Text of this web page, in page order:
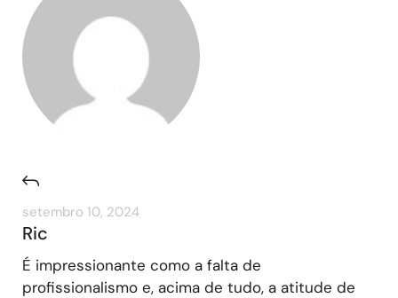
setembro 10, 2024
Ric
É impressionante como a falta de
profissionalismo e, acima de tudo, a atitude de